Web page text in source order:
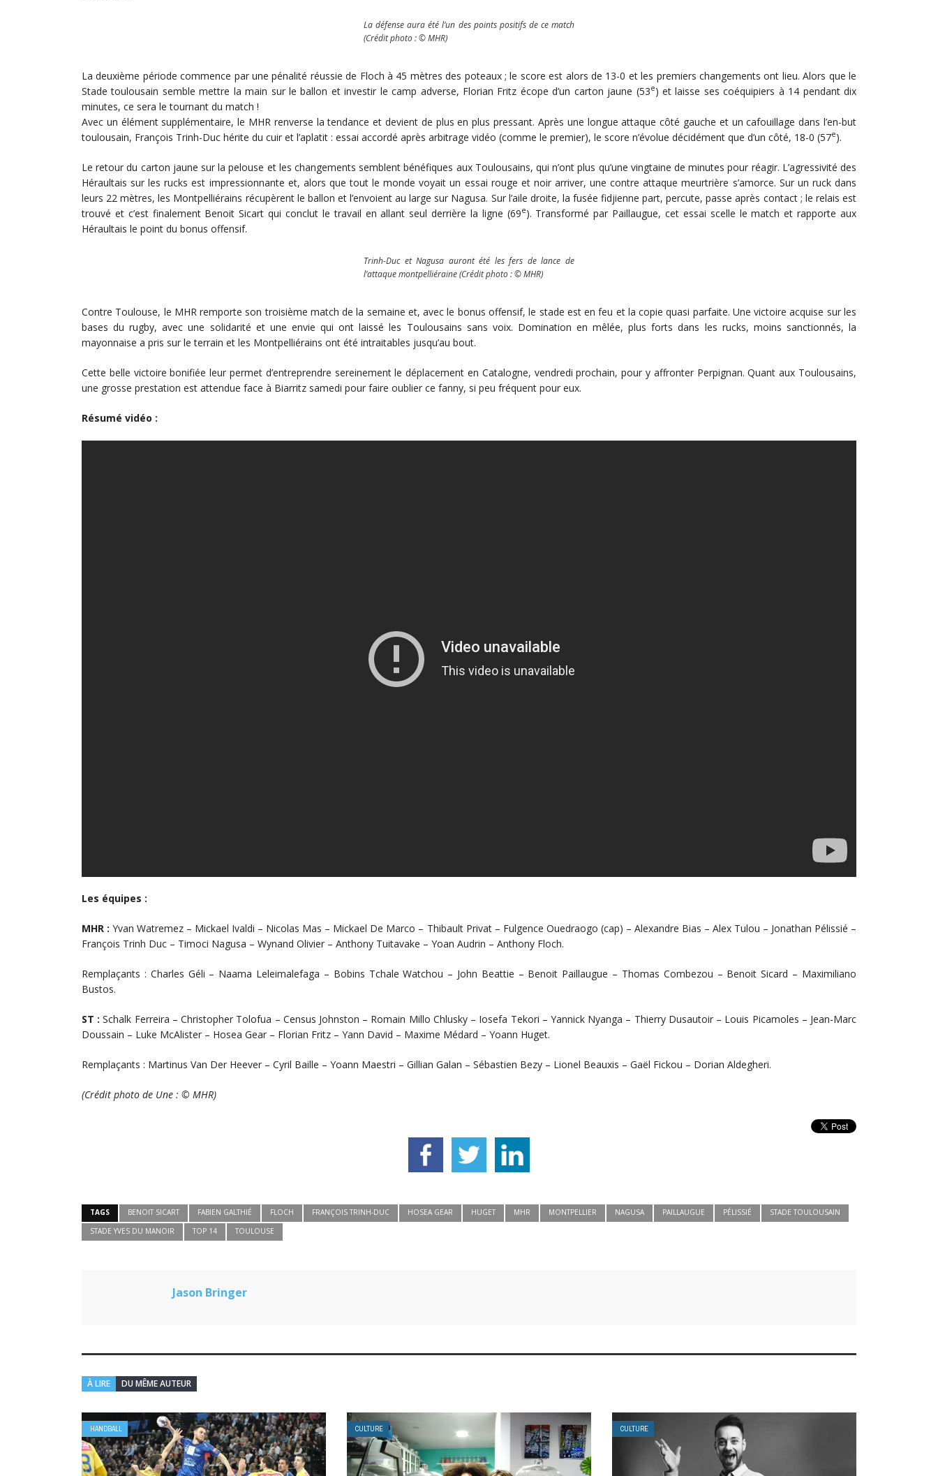
La défense aura été l’un des points positifs de ce match
(Crédit photo : © MHR)
La deuxième période commence par une pénalité réussie de Floch à 45 mètres des poteaux ; le score est alors de 13-0 et les premiers changements ont lieu. Alors que le
Stade toulousain semble mettre la main sur le ballon et investir le camp adverse, Florian Fritz écope d’un carton jaune (53e) et laisse ses coéquipiers à 14 pendant dix
minutes, ce sera le tournant du match !
Avec un élément supplémentaire, le MHR renverse la tendance et devient de plus en plus pressant. Après une longue attaque côté gauche et un cafouillage dans l’en-but
toulousain, François Trinh-Duc hérite du cuir et l’aplatit : essai accordé après arbitrage vidéo (comme le premier), le score n’évolue décidément que d’un côté, 18-0 (57e).
Le retour du carton jaune sur la pelouse et les changements semblent bénéfiques aux Toulousains, qui n’ont plus qu’une vingtaine de minutes pour réagir. L’agressivité des
Héraultais sur les rucks est impressionnante et, alors que tout le monde voyait un essai rouge et noir arriver, une contre attaque meurtrière s’amorce. Sur un ruck dans
leurs 22 mètres, les Montpelliérains récupèrent le ballon et l’envoient au large sur Nagusa. Sur l’aile droite, la fusée fidjienne part, percute, passe après contact ; le relais est
trouvé et c’est finalement Benoit Sicart qui conclut le travail en allant seul derrière la ligne (69e). Transformé par Paillaugue, cet essai scelle le match et rapporte aux
Héraultais le point du bonus offensif.
Trinh-Duc et Nagusa auront été les fers de lance de
l’attaque montpelliéraine (Crédit photo : © MHR)
Contre Toulouse, le MHR remporte son troisième match de la semaine et, avec le bonus offensif, le stade est en feu et la copie quasi parfaite. Une victoire acquise sur les
bases du rugby, avec une solidarité et une envie qui ont laissé les Toulousains sans voix. Domination en mêlée, plus forts dans les rucks, moins sanctionnés, la
mayonnaise a pris sur le terrain et les Montpelliérains ont été intraitables jusqu’au bout.
Cette belle victoire bonifiée leur permet d’entreprendre sereinement le déplacement en Catalogne, vendredi prochain, pour y affronter Perpignan. Quant aux Toulousains,
une grosse prestation est attendue face à Biarritz samedi pour faire oublier ce fanny, si peu fréquent pour eux.
Résumé vidéo :
Les équipes :
MHR : Yvan Watremez – Mickael Ivaldi – Nicolas Mas – Mickael De Marco – Thibault Privat – Fulgence Ouedraogo (cap) – Alexandre Bias – Alex Tulou – Jonathan Pélissié –
François Trinh Duc – Timoci Nagusa – Wynand Olivier – Anthony Tuitavake – Yoan Audrin – Anthony Floch.
Remplaçants : Charles Géli – Naama Leleimalefaga – Bobins Tchale Watchou – John Beattie – Benoit Paillaugue – Thomas Combezou – Benoit Sicard – Maximiliano
Bustos.
ST : Schalk Ferreira – Christopher Tolofua – Census Johnston – Romain Millo Chlusky – Iosefa Tekori – Yannick Nyanga – Thierry Dusautoir – Louis Picamoles – Jean-Marc
Doussain – Luke McAlister – Hosea Gear – Florian Fritz – Yann David – Maxime Médard – Yoann Huget.
Remplaçants : Martinus Van Der Heever – Cyril Baille – Yoann Maestri – Gillian Galan – Sébastien Bezy – Lionel Beauxis – Gaël Fickou – Dorian Aldegheri.
(Crédit photo de Une : © MHR)
TAGS BENOIT SICART FABIEN GALTHIÉ FLOCH FRANÇOIS TRINH-DUC HOSEA GEAR HUGET MHR MONTPELLIER NAGUSA PAILLAUGUE PÉLISSIÉ
STADE TOULOUSAIN
STADE YVES DU MANOIR
TOP 14 TOULOUSE
Jason Bringer
À LIRE DU MÊME AUTEUR
HANDBALL CULTURE CULTURE